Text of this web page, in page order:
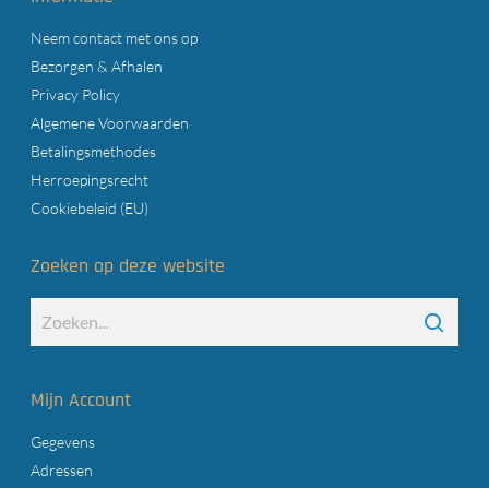
Neem contact met ons op
Bezorgen & Afhalen
Privacy Policy
Algemene Voorwaarden
Betalingsmethodes
Herroepingsrecht
Cookiebeleid (EU)
Zoeken op deze website
Mijn Account
Gegevens
Adressen